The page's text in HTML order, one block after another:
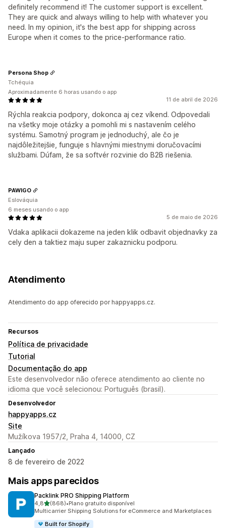
definitely recommend it! The customer support is excellent.
They are quick and always willing to help with whatever you
need. In my opinion, it's the best app for shipping across
Europe when it comes to the price-performance ratio.
11 de abril de 2026
Rýchla reakcia podpory, dokonca aj cez víkend. Odpovedali
na všetky moje otázky a pomohli mi s nastavením celého
systému. Samotný program je jednoduchý, ale čo je
najdôležitejšie, funguje s hlavnými miestnymi doručovacími
službami. Dúfam, že sa softvér rozvinie do B2B riešenia.
Persona Shop
Tchéquia
Aproximadamente 6 horas usando o app
5 de maio de 2026
Vdaka aplikacii dokazeme na jeden klik odbavit objednavky za
cely den a taktiez maju super zakaznicku podporu.
PAWIGO
Eslováquia
6 meses usando o app
Atendimento
Atendimento do app oferecido por happyapps.cz.
Recursos
Política de privacidade
Tutorial
Documentação do app
Este desenvolvedor não oferece atendimento ao cliente no
idioma que você selecionou: Português (brasil).
Desenvolvedor
happyapps.cz
Site
Mužíkova 1957/2, Praha 4, 14000, CZ
Lançado
8 de fevereiro de 2022
Mais apps parecidos
Packlink PRO Shipping Platform
4,8de 5 estrelas
(868)
868 avaliações ao todo
•Plano gratuito disponível
Multicarrier Shipping Solutions for eCommerce and Marketplaces
Built for Shopify